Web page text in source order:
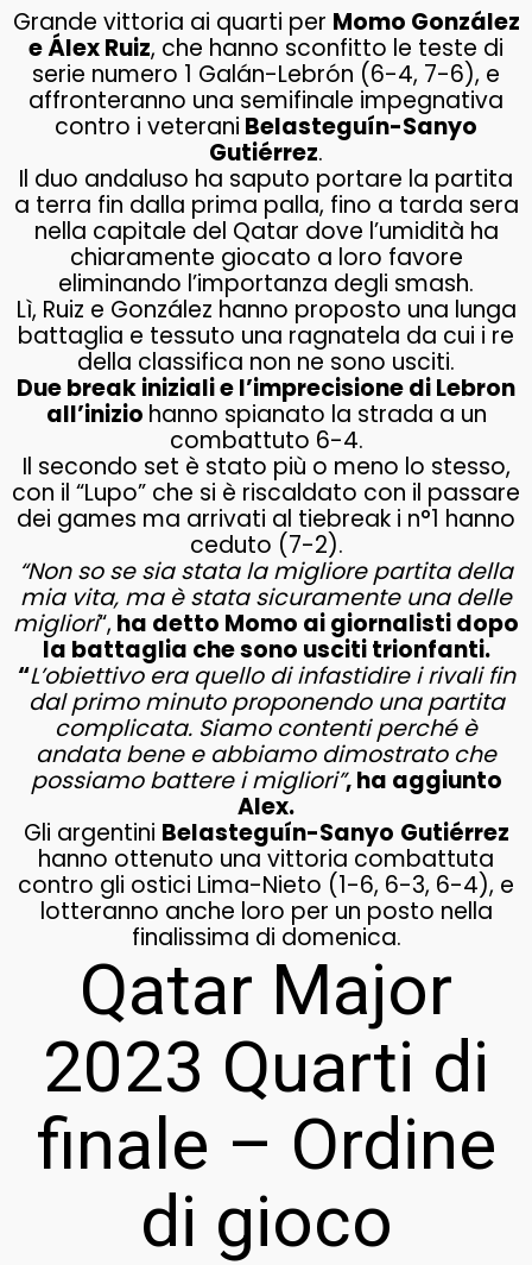
Grande vittoria ai quarti per Momo González
e Álex Ruiz, che hanno sconfitto le teste di
serie numero 1 Galán-Lebrón (6-4, 7-6), e
affronteranno una semifinale impegnativa
contro i veterani Belasteguín-Sanyo
Gutiérrez.
Il duo andaluso ha saputo portare la partita
a terra fin dalla prima palla, fino a tarda sera
nella capitale del Qatar dove l’umidità ha
chiaramente giocato a loro favore
eliminando l’importanza degli smash.
Lì, Ruiz e González hanno proposto una lunga
battaglia e tessuto una ragnatela da cui i re
della classifica non ne sono usciti.
Due break iniziali e l’imprecisione di Lebron
all’inizio hanno spianato la strada a un
combattuto 6-4.
Il secondo set è stato più o meno lo stesso,
con il “Lupo” che si è riscaldato con il passare
dei games ma arrivati al tiebreak i n°1 hanno
ceduto (7-2).
“Non so se sia stata la migliore partita della
mia vita, ma è stata sicuramente una delle
migliori“, ha detto Momo ai giornalisti dopo
la battaglia che sono usciti trionfanti.
“L’obiettivo era quello di infastidire i rivali fin
dal primo minuto proponendo una partita
complicata. Siamo contenti perché è
andata bene e abbiamo dimostrato che
possiamo battere i migliori”, ha aggiunto
Alex.
Gli argentini Belasteguín-Sanyo Gutiérrez
hanno ottenuto una vittoria combattuta
contro gli ostici Lima-Nieto (1-6, 6-3, 6-4), e
lotteranno anche loro per un posto nella
finalissima di domenica.
Qatar Major
2023 Quarti di
finale – Ordine
di gioco